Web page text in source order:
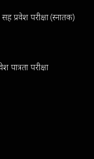
सह प्रवेश परीक्षा (स्नातक)
पात्रता परीक्षा